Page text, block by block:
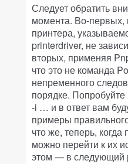
Следует обратить
момента. Во-первых,
принтера,
printerdriver, не
вторых, применяя
что это не команда
непременного
порядке.
-i … и в ответ вам
примеры
что же, теперь,
можно перейти к их
этом — в следующий